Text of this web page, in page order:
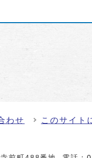
わせ このサイト